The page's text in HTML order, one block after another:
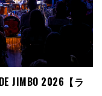
JIMBO 2026【ラ